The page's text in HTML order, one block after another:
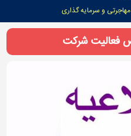
و سرمایه گذاری
فعالیت شرکت